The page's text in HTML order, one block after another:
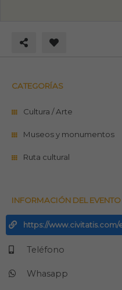
CATEGORÍAS
Cultura / Arte
Museos y monumentos
Ruta cultural
INFORMACIÓN DEL EVENTO
https://
Teléfono
Whasapp